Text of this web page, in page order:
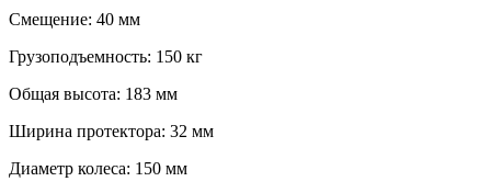
Смещение: 40 мм
Грузоподъемность: 150 кг
Общая высота: 183 мм
Ширина протектора: 32 мм
Диаметр колеса: 150 мм